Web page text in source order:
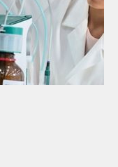
2022年5月23
Hydranal™
电位滴定平台
别的安全性